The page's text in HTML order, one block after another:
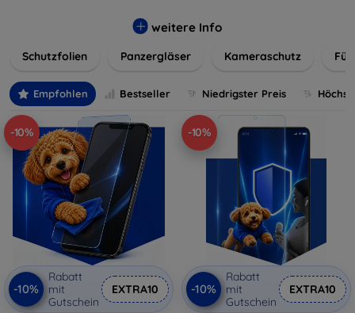
installieren und passgenau für jedes Gerät, um eine
wertvolles Gerät mit unseren langlebigen und zuverlässigen
digitales Erlebnis.
weitere Info
Schutzfolien Panzergläser Kameraschutz
Empfohlen Bestseller Niedrigster Preis
-10%
-10%
Rabatt
mit
Gutschein
EXTRA10
-10%
-10%
Rabatt
mit
Gutschein
EXTRA10